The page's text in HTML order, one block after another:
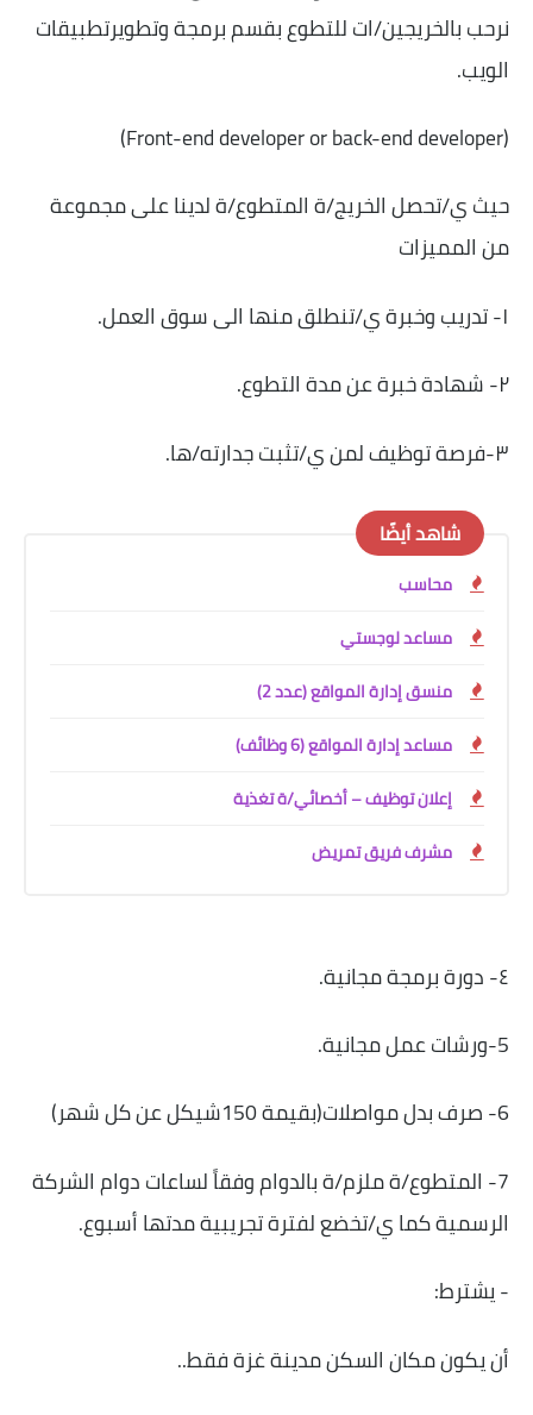
نرحب بالخريجين/ات للتطوع بقسم برمجة وتطويرتطبيقات
الويب.
(Front-end developer or back-end developer)
حيث ي/تحصل الخريج/ة المتطوع/ة لدينا على مجموعة
من المميزات
١- تدريب وخبرة ي/تنطلق منها الى سوق العمل.
٢- شهادة خبرة عن مدة التطوع.
٣-فرصة توظيف لمن ي/تثبت جدارته/ها.
شاهد أيضًا
محاسب
مساعد لوجستي
منسق إدارة المواقع (عدد 2)
مساعد إدارة المواقع (6 وظائف)
إعلان توظيف – أخصائي/ة تغذية
مشرف فريق تمريض
٤- دورة برمجة مجانية.
5-ورشات عمل مجانية.
6- صرف بدل مواصلات(بقيمة 150شيكل عن كل شهر)
7- المتطوع/ة ملزم/ة بالدوام وفقاً لساعات دوام الشركة
الرسمية كما ي/تخضع لفترة تجريبية مدتها أسبوع.
- يشترط:
أن يكون مكان السكن مدينة غزة فقط..